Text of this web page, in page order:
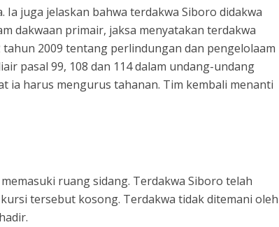
Ia juga jelaskan bahwa terdakwa Siboro didakwa
dakwaan primair, jaksa menyatakan terdakwa
2009 tentang perlindungan dan pengelolaam
pasal 99, 108 dan 114 dalam undang-undang
ia harus mengurus tahanan. Tim kembali menanti
ruang sidang. Terdakwa Siboro telah
tersebut kosong. Terdakwa tidak ditemani oleh